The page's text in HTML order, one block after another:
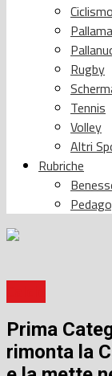
Ciclismo
Rugby
Tennis
Volley
Altri
Rubriche
Prima
rimonta la